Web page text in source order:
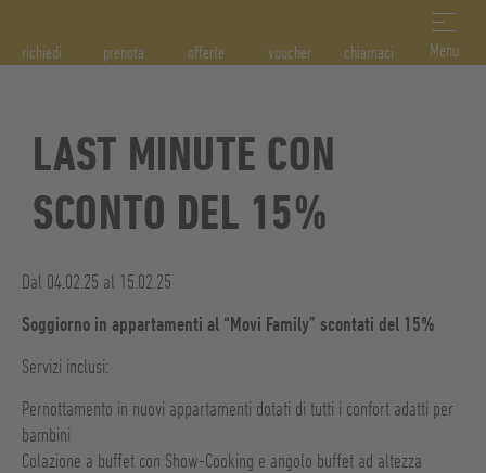
Menu
chiamaci
EN
richiedi prenota offerte voucher
LAST MINUTE CON
SCONTO DEL 15%
Dal 04.02.25 al 15.02.25
Soggiorno in appartamenti al “Movi Family” scontati del 15%
Servizi inclusi:
Pernottamento in nuovi appartamenti dotati di tutti i confort adatti per
bambini
Colazione a buffet con Show-Cooking e angolo buffet ad altezza